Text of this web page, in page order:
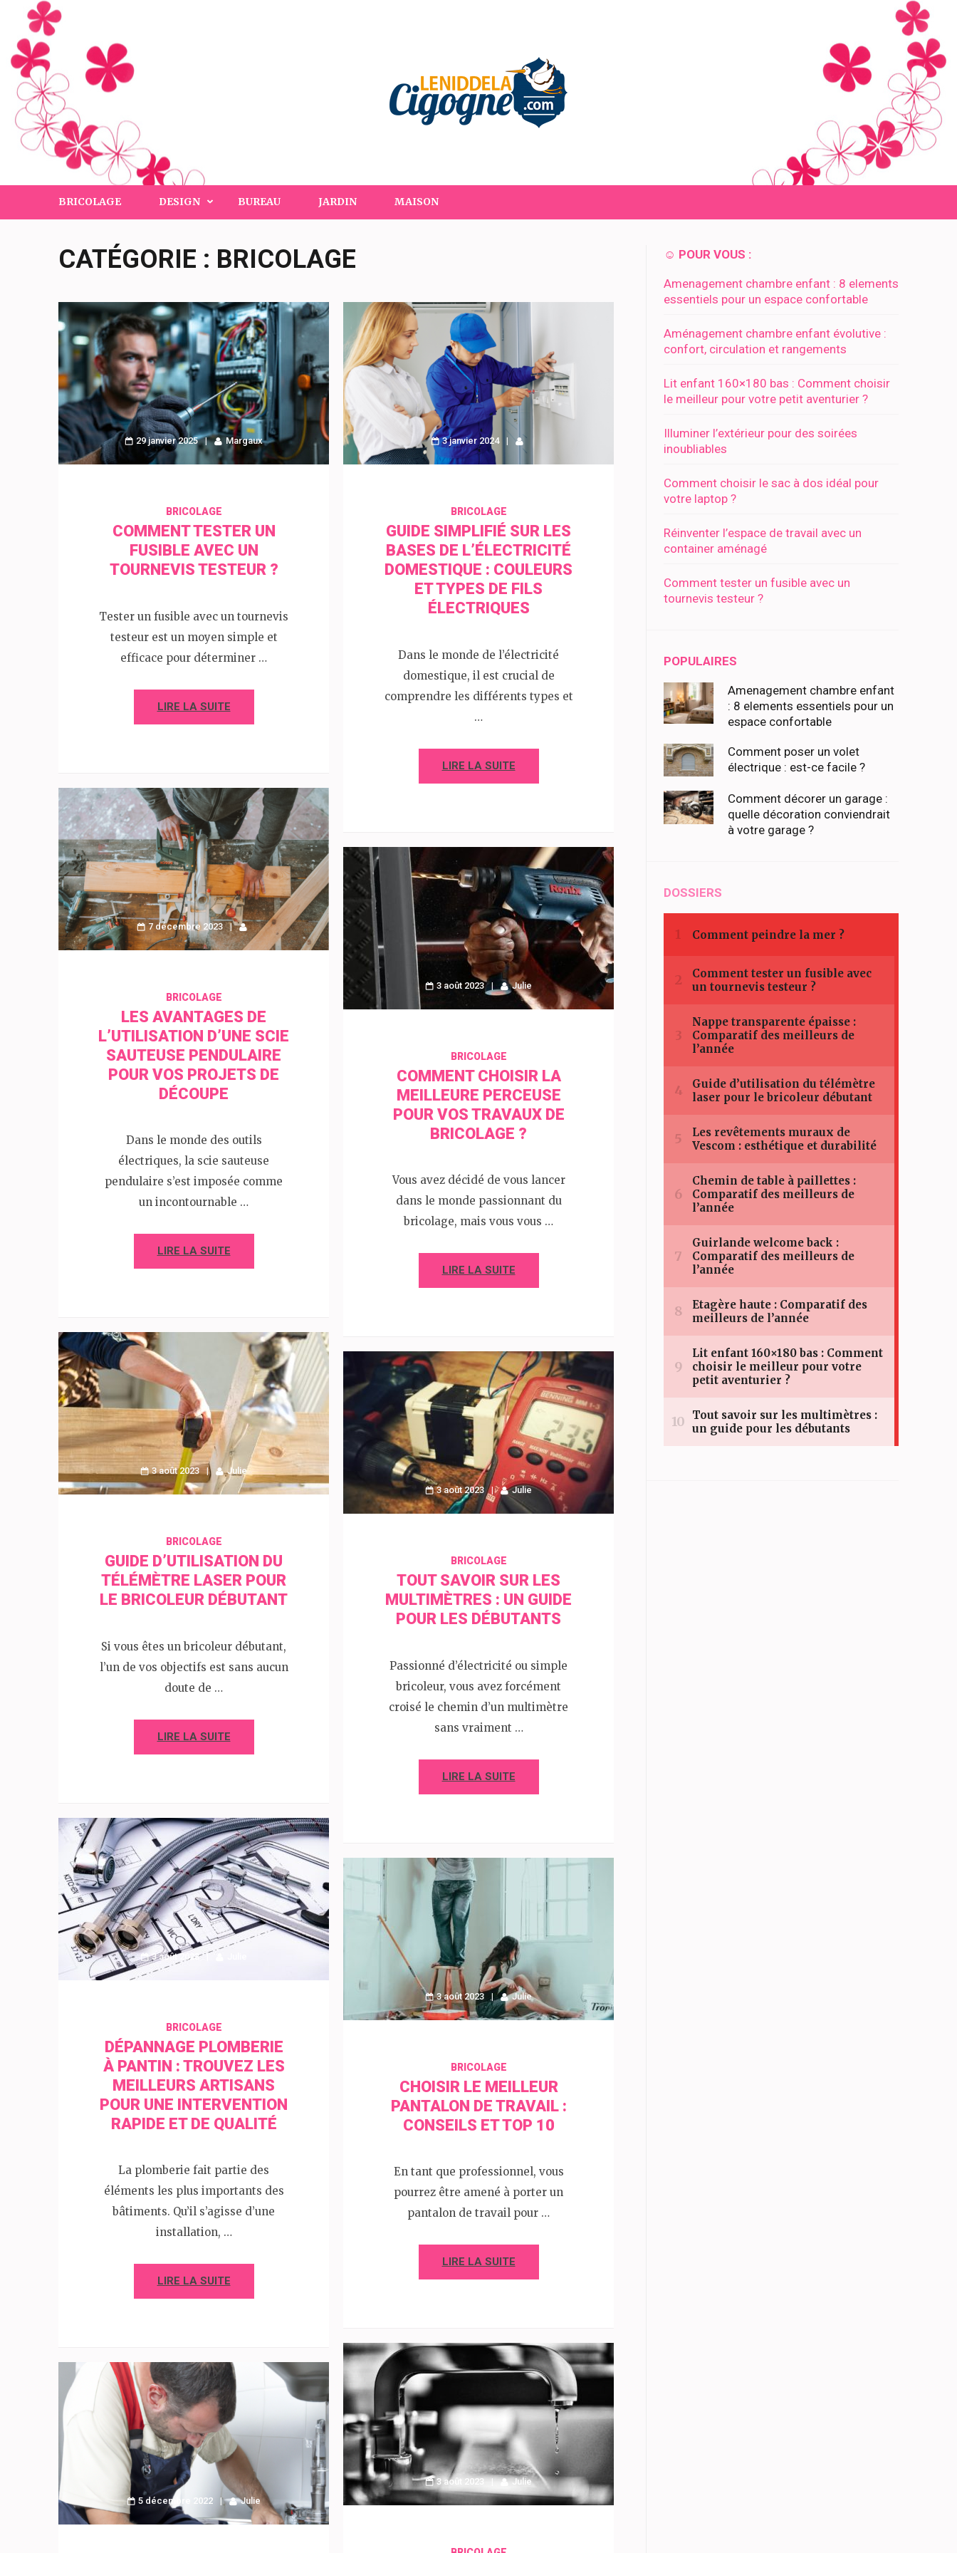
contenu
(Pressez
Entrée)
Leniddelacigogne.com
BRICOLAGE DESIGN BUREAU JARDIN MAISON
CATÉGORIE : BRICOLAGE
29 janvier 2025 Margaux
BRICOLAGE
COMMENT TESTER UN
FUSIBLE AVEC UN
TOURNEVIS TESTEUR ?
Tester un fusible avec un tournevis
testeur est un moyen simple et
efficace pour déterminer …
LIRE LA SUITE
3 janvier 2024
BRICOLAGE
GUIDE SIMPLIFIÉ SUR LES
BASES DE L’ÉLECTRICITÉ
DOMESTIQUE : COULEURS
ET TYPES DE FILS
ÉLECTRIQUES
Dans le monde de l’électricité
domestique, il est crucial de
comprendre les différents types et
…
LIRE LA SUITE
7 décembre 2023
BRICOLAGE
LES AVANTAGES DE
L’UTILISATION D’UNE SCIE
SAUTEUSE PENDULAIRE
POUR VOS PROJETS DE
DÉCOUPE
Dans le monde des outils
électriques, la scie sauteuse
pendulaire s’est imposée comme
un incontournable …
LIRE LA SUITE
3 août 2023 Julie
BRICOLAGE
COMMENT CHOISIR LA
MEILLEURE PERCEUSE
POUR VOS TRAVAUX DE
BRICOLAGE ?
Vous avez décidé de vous lancer
dans le monde passionnant du
bricolage, mais vous vous …
LIRE LA SUITE
3 août 2023 Julie
BRICOLAGE
GUIDE D’UTILISATION DU
TÉLÉMÈTRE LASER POUR
LE BRICOLEUR DÉBUTANT
Si vous êtes un bricoleur débutant,
l’un de vos objectifs est sans aucun
doute de …
LIRE LA SUITE
3 août 2023 Julie
BRICOLAGE
TOUT SAVOIR SUR LES
MULTIMÈTRES : UN GUIDE
POUR LES DÉBUTANTS
Passionné d’électricité ou simple
bricoleur, vous avez forcément
croisé le chemin d’un multimètre
sans vraiment …
LIRE LA SUITE
3 août 2023
BRICOLAGE
DÉPANNAGE PLOMBERIE
À PANTIN : TROUVEZ LES
MEILLEURS ARTISANS
POUR UNE INTERVENTION
RAPIDE ET DE QUALITÉ
La plomberie fait partie des
éléments les plus importants des
bâtiments. Qu’il s’agisse d’une
installation, …
LIRE LA SUITE
3 août 2023 Julie
BRICOLAGE
CHOISIR LE MEILLEUR
PANTALON DE TRAVAIL :
CONSEILS ET TOP 10
En tant que professionnel, vous
pourrez être amené à porter un
pantalon de travail pour …
LIRE LA SUITE
3 août 2023 Julie
5 décembre 2022 Julie
☺️ POUR VOUS :
Amenagement chambre enfant : 8 elements
essentiels pour un espace confortable
Aménagement chambre enfant évolutive :
confort, circulation et rangements
Lit enfant 160×180 bas : Comment choisir
le meilleur pour votre petit aventurier ?
Illuminer l’extérieur pour des soirées
inoubliables
Comment choisir le sac à dos idéal pour
votre laptop ?
Réinventer l’espace de travail avec un
container aménagé
Comment tester un fusible avec un
tournevis testeur ?
POPULAIRES
Amenagement chambre enfant
: 8 elements essentiels pour un
espace confortable
Comment poser un volet
électrique : est-ce facile ?
Comment décorer un garage :
quelle décoration conviendrait
à votre garage ?
DOSSIERS